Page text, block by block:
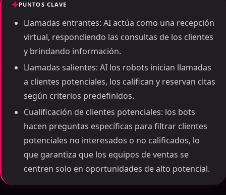
PUNTOS CLAVE
Llamadas entrantes: AI actúa como una recepción
virtual, respondiendo las consultas de los clientes
y brindando información.
Llamadas salientes: AI los robots inician llamadas
a clientes potenciales, los califican y reservan citas
según criterios predefinidos.
Cualificación de clientes potenciales: los bots
hacen preguntas específicas para filtrar clientes
potenciales no interesados o no calificados, lo
que garantiza que los equipos de ventas se
centren solo en oportunidades de alto potencial.